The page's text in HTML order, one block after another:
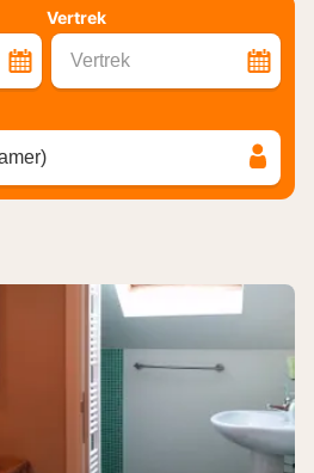
Vertrek
Vertrek